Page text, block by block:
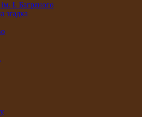
І. Багряного
згадка